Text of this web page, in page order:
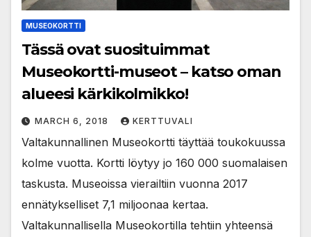
MUSEOKORTTI
Tässä ovat suosituimmat
Museokortti-museot – katso oman
alueesi kärkikolmikko!
MARCH 6, 2018 KERTTUVALI
Valtakunnallinen Museokortti täyttää toukokuussa
kolme vuotta. Kortti löytyy jo 160 000 suomalaisen
taskusta. Museoissa vierailtiin vuonna 2017
ennätykselliset 7,1 miljoonaa kertaa.
Valtakunnallisella Museokortilla tehtiin yhteensä